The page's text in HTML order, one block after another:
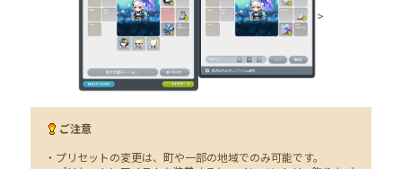
>
ご注意
・プリセットの変更は、町や一部の地域でのみ可能です。